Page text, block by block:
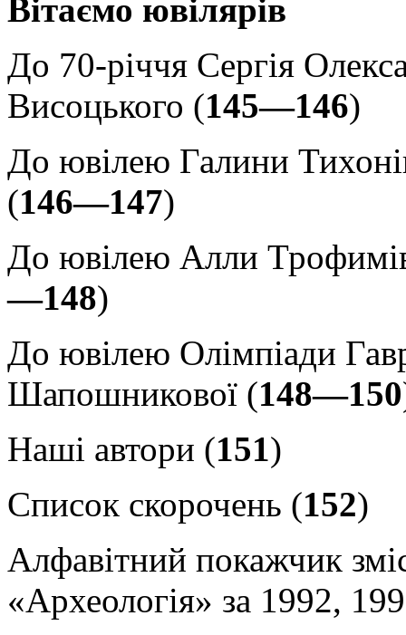
Вітаємо ювілярів
До 70-річчя Сергія
Висоцького (145—146)
До ювілею Галини
(146—147)
До ювілею Алли
—148)
До ювілею Олімпіади
Шапошникової (148—150
Наші автори (151)
Список скорочень (152)
Алфавітний покажчик
«Археологія» за 1992,